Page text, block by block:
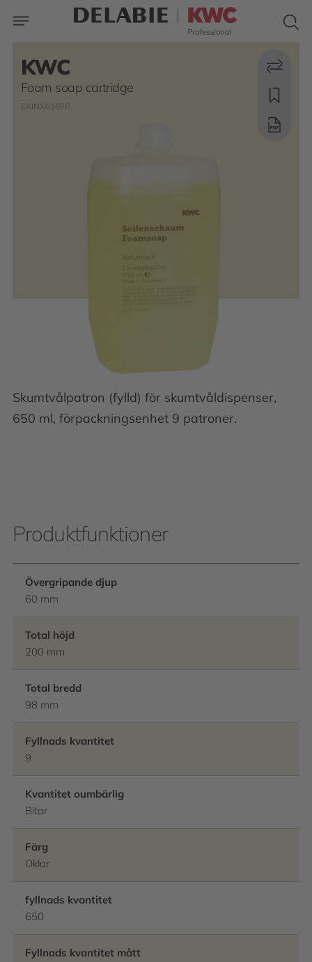
KWC
Foam soap cartridge
EXINX616FP
Skumtvålpatron (fylld) för skumtvåldispenser,
650 ml, förpackningsenhet 9 patroner.
Produktfunktioner
Övergripande djup
60 mm
Total höjd
200 mm
Total bredd
98 mm
Fyllnads kvantitet
9
Kvantitet oumbärlig
Bitar
Färg
Oklar
fyllnads kvantitet
650
Fyllnads kvantitet mått